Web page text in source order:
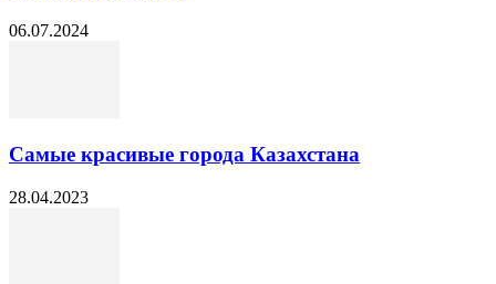
06.07.2024
Самые красивые города Казахстана
28.04.2023